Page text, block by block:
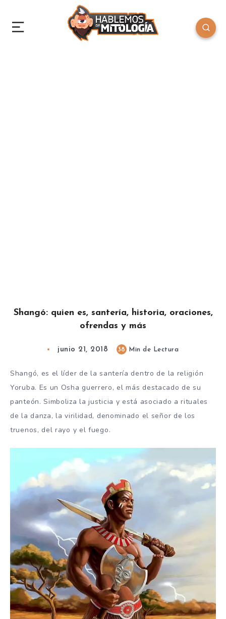
Shangó: quien es, santería, historia, oraciones,
ofrendas y más
junio 21, 2018 38 Min de Lectura
Shangó, es el líder de la santería dentro de la religión
Yoruba. Es un Osha guerrero, el más destacado de su
panteón. Simboliza la justicia y está asociado a rituales
de la danza, la virilidad, denominado el señor de los
truenos, del rayo y el fuego.